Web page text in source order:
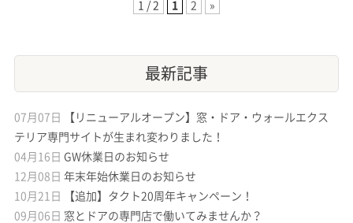
1 / 2 1 2 »
最新記事
07月07日
【リニューアルオープン】窓・ドア・ウォールエクス
テリア専門サイトが生まれ変わりました！
04月16日 GW休業日のお知らせ
12月08日 年末年始休業日のお知らせ
10月21日
【追加】タクト20周年キャンペーン！
09月06日 窓とドアの専門店で働いてみませんか？